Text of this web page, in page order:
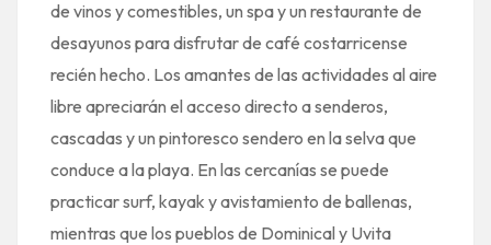
de vinos y comestibles, un spa y un restaurante de
desayunos para disfrutar de café costarricense
recién hecho. Los amantes de las actividades al aire
libre apreciarán el acceso directo a senderos,
cascadas y un pintoresco sendero en la selva que
conduce a la playa. En las cercanías se puede
practicar surf, kayak y avistamiento de ballenas,
mientras que los pueblos de Dominical y Uvita